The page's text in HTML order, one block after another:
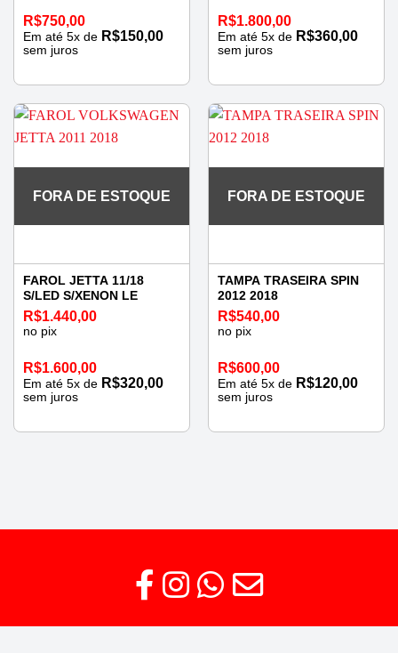
R$750,00
Em até 5x de R$150,00
sem juros
R$1.800,00
Em até 5x de R$360,00
sem juros
FORA DE ESTOQUE
FAROL JETTA 11/18
S/LED S/XENON LE
R$1.440,00
no pix
R$1.600,00
Em até 5x de R$320,00
sem juros
FORA DE ESTOQUE
TAMPA TRASEIRA SPIN
2012 2018
R$540,00
no pix
R$600,00
Em até 5x de R$120,00
sem juros